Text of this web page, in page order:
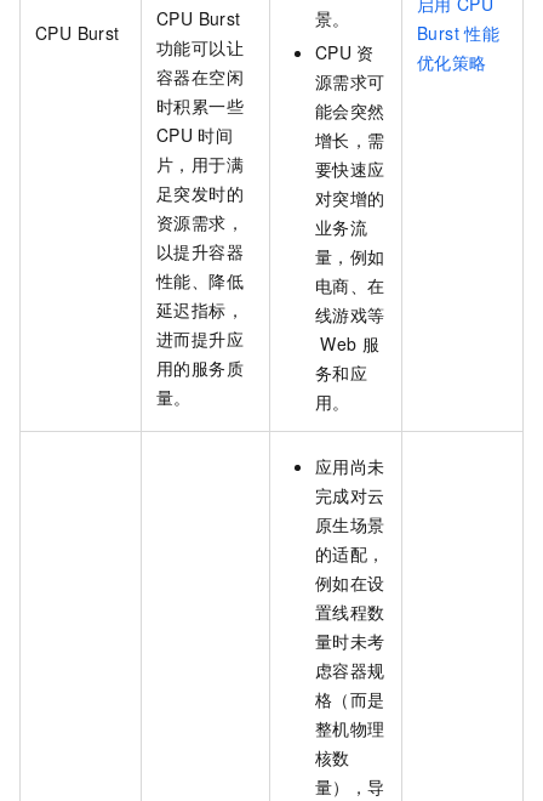
CPU Burst
CPU Burst
功能可以让
容器在空闲
时积累一些
CPU 时间
片，用于满
足突发时的
资源需求，
以提升容器
性能、降低
延迟指标，
进而提升应
用的服务质
量。
景。
CPU 资
源需求可
能会突然
增长，需
要快速应
对突增的
业务流
量，例如
电商、在
线游戏等
Web 服
务和应
用。
Burst 性能
优化策略
应用尚未
完成对云
原生场景
的适配，
例如在设
置线程数
量时未考
虑容器规
格（而是
整机物理
核数
量），导